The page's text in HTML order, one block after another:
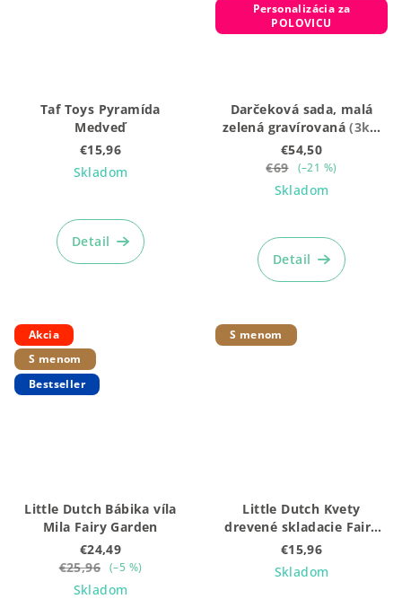
Taf Toys Pyramída
Medveď
€15,96
Skladom
Detail
Personalizácia za
POLOVICU
Darčeková sada, malá
zelená gravírovaná(3ks:
Krúžky + Mojkáčik + box)
€54,50
€69
(–21 %)
Skladom
Detail
Akcia
S menom
Bestseller
Little Dutch Bábika víla
Mila Fairy Garden
€24,49
€25,96 (–5 %)
Skladom
S menom
Little Dutch Kvety
drevené skladacie Fairy
Garden
€15,96
Skladom